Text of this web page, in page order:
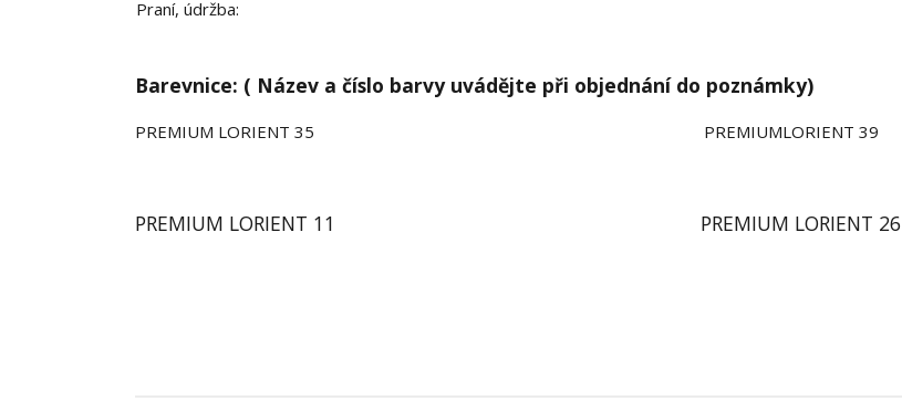
Praní, údržba:
Barevnice: ( Název a číslo barvy uvádějte při objednání do poznámky)
PREMIUM LORIENT 35 PREMIUMLORIENT 39
PREMIUM LORIENT 11 PREMIUM LORIENT 26